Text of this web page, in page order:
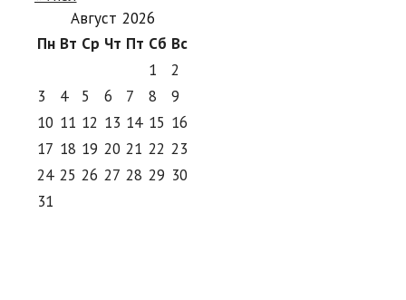
Август 2026
Пн Вт Ср Чт Пт Сб Вс
1
2
3
4 5 6 7 8
9
10 11 12 13 14 15 16
17 18 19 20 21 22 23
24 25 26 27 28 29 30
31